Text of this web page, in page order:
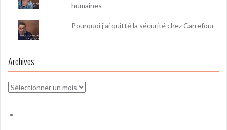
humaines
Pourquoi j'ai quitté la sécurité chez Carrefour
Archives
Archives